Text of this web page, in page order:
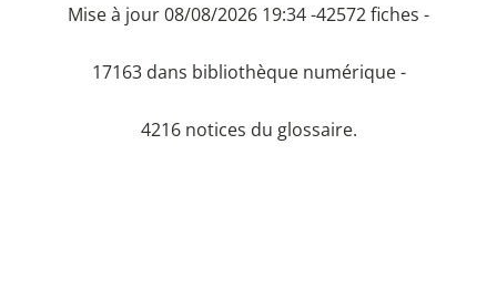
Mise à jour 08/08/2026 19:34 -42572 fiches -
17163 dans bibliothèque numérique -
4216 notices du glossaire.